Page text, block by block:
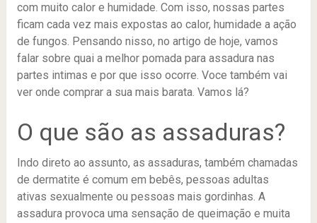
com muito calor e humidade. Com isso, nossas partes
ficam cada vez mais expostas ao calor, humidade a ação
de fungos. Pensando nisso, no artigo de hoje, vamos
falar sobre quai a melhor pomada para assadura nas
partes intimas e por que isso ocorre. Voce também vai
ver onde comprar a sua mais barata. Vamos lá?
O que são as assaduras?
Indo direto ao assunto, as assaduras, também chamadas
de dermatite é comum em bebês, pessoas adultas
ativas sexualmente ou pessoas mais gordinhas. A
assadura provoca uma sensação de queimação e muita